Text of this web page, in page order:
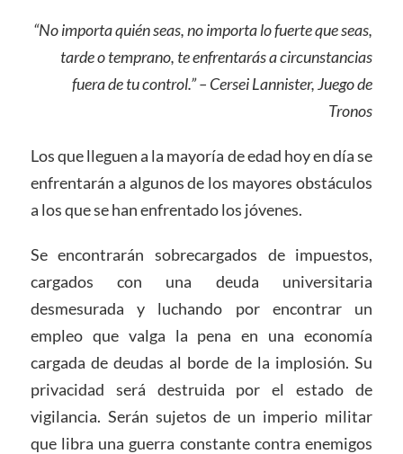
“No importa quién seas, no importa lo fuerte que seas,
tarde o temprano, te enfrentarás a circunstancias
fuera de tu control.” – Cersei Lannister, Juego de
Tronos
Los que lleguen a la mayoría de edad hoy en día se
enfrentarán a algunos de los mayores obstáculos
a los que se han enfrentado los jóvenes.
Se encontrarán sobrecargados de impuestos,
cargados con una deuda universitaria
desmesurada y luchando por encontrar un
empleo que valga la pena en una economía
cargada de deudas al borde de la implosión. Su
privacidad será destruida por el estado de
vigilancia. Serán sujetos de un imperio militar
que libra una guerra constante contra enemigos